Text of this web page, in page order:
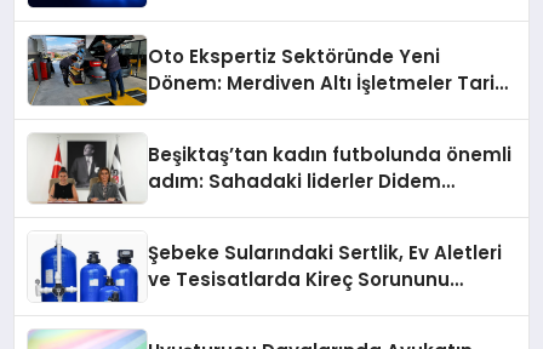
Oto Ekspertiz Sektöründe Yeni
Dönem: Merdiven Altı İşletmeler Tarih
Beşiktaş’tan kadın futbolunda önemli
adım: Sahadaki liderler Didem
Şebeke Sularındaki Sertlik, Ev Aletleri
ve Tesisatlarda Kireç Sorununu